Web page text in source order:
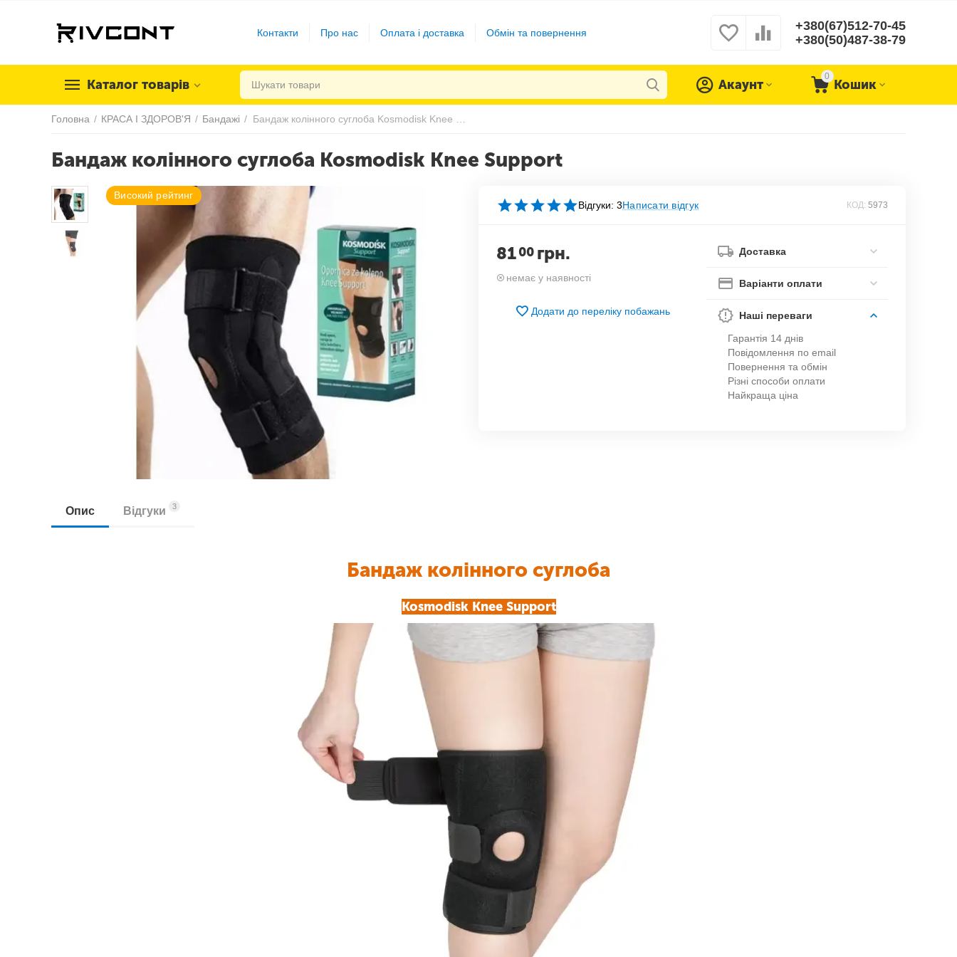
Контакти Про нас Оплата і доставка Обмін та повернення
+380(67)512-70-45
+380(50)487-38-79
Каталог товарів
0
Кошик
Акаунт
Головна / КРАСА І ЗДОРОВ'Я / Бандажі /
Бандаж колінного суглоба Kosmodisk Knee Support
Відгуки: 3Написати відгук КОД: 5973
8100 грн.
немає у наявності
Додати до переліку побажань
Доставка
Варіанти оплати
Наші переваги
Гарантія 14 днів
Повідомлення по email
Повернення та обмін
Різні способи оплати
Найкраща ціна
Опис Відгуки 3
Бандаж колінного суглоба
Kosmodisk Knee Support